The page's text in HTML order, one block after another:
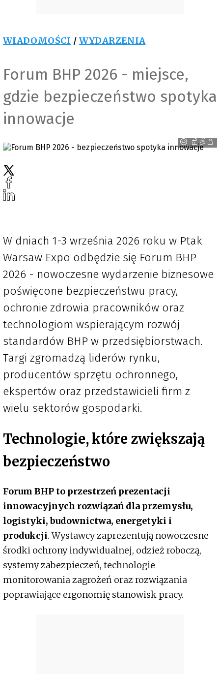
WIADOMOŚCI / WYDARZENIA
Forum BHP 2026 - miejsce,
gdzie bezpieczeństwo spotyka
innowacje
P
t
a
k
W
a
r s
aw
E
x
p o
W dniach 1-3 września 2026 roku w Ptak
Warsaw Expo odbędzie się Forum BHP
2026 - nowoczesne wydarzenie biznesowe
poświęcone bezpieczeństwu pracy,
ochronie zdrowia pracowników oraz
technologiom wspierającym rozwój
standardów BHP w przedsiębiorstwach.
Targi zgromadzą liderów rynku,
producentów sprzętu ochronnego,
ekspertów oraz przedstawicieli firm z
wielu sektorów gospodarki.
Technologie, które zwiększają
bezpieczeństwo
Forum BHP to przestrzeń prezentacji
innowacyjnych rozwiązań dla przemysłu,
logistyki, budownictwa, energetyki i
produkcji. Wystawcy zaprezentują nowoczesne
środki ochrony indywidualnej, odzież roboczą,
systemy zabezpieczeń, technologie
monitorowania zagrożeń oraz rozwiązania
poprawiające ergonomię stanowisk pracy.